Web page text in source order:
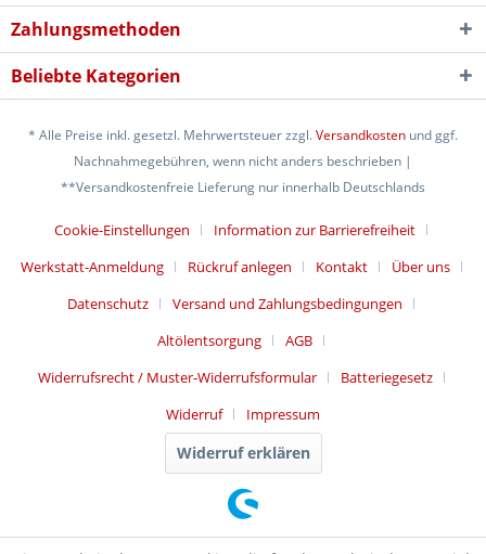
Zahlungsmethoden
Beliebte Kategorien
* Alle Preise inkl. gesetzl. Mehrwertsteuer zzgl.Versandkosten und ggf.
Nachnahmegebühren, wenn nicht anders beschrieben |
**Versandkostenfreie Lieferung nur innerhalb Deutschlands
Cookie-Einstellungen
Information zur Barrierefreiheit
Werkstatt-Anmeldung
Rückruf anlegen Kontakt
Über uns
Datenschutz
Versand und Zahlungsbedingungen
Altölentsorgung
AGB
Widerrufsrecht / Muster-Widerrufsformular
Batteriegesetz
Widerruf
Impressum
Widerruf erklären